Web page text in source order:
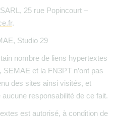
25 rue Popincourt –
.
Studio 29
nombre de liens hypertextes
et la FN3PT n’ont pas
des sites ainsi visités, et
responsabilité de ce fait.
est autorisé, à condition de